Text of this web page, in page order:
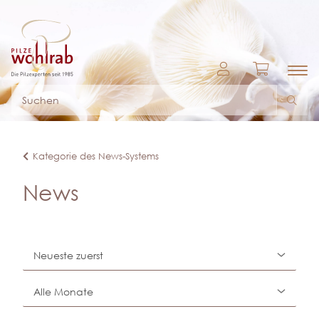
Kategorie des News-Systems
News